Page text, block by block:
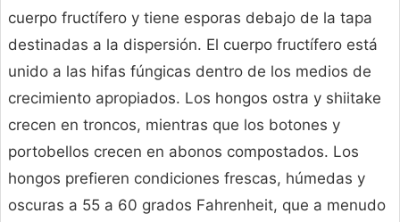
cuerpo fructífero y tiene esporas debajo de la tapa
destinadas a la dispersión. El cuerpo fructífero está
unido a las hifas fúngicas dentro de los medios de
crecimiento apropiados. Los hongos ostra y shiitake
crecen en troncos, mientras que los botones y
portobellos crecen en abonos compostados. Los
hongos prefieren condiciones frescas, húmedas y
oscuras a 55 a 60 grados Fahrenheit, que a menudo